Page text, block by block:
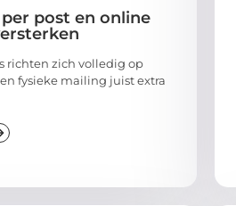
post en online
richten zich volledig op
fysieke mailing juist extra